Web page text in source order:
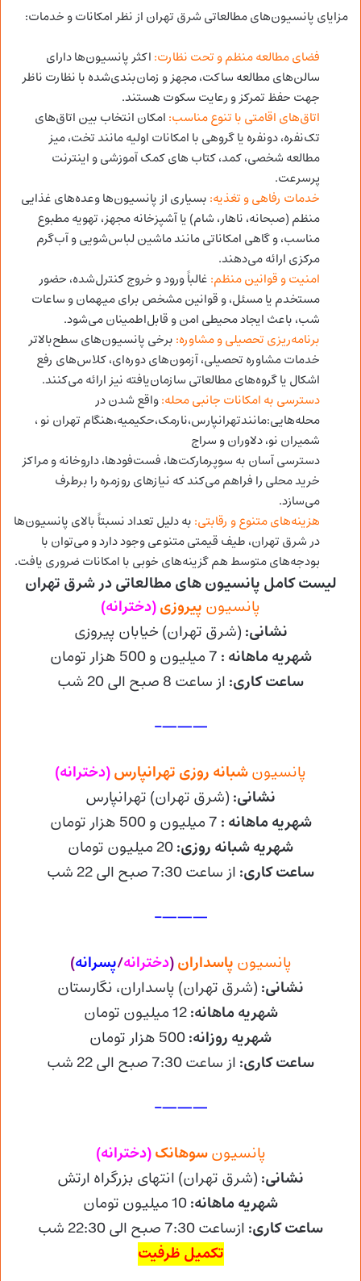
مزایای پانسیون‌های مطالعاتی شرق تهران از نظر امکانات و خدمات:
فضای مطالعه منظم و تحت نظارت: اکثر پانسیون‌ها دارای
سالن‌های مطالعه ساکت، مجهز و زمان‌بندی‌شده با نظارت ناظر
جهت حفظ تمرکز و رعایت سکوت هستند.
اتاق‌های اقامتی با تنوع مناسب: امکان انتخاب بین اتاق‌های
تک‌نفره، دونفره یا گروهی با امکانات اولیه مانند تخت، میز
مطالعه شخصی، کمد، کتاب های کمک آموزشی و اینترنت
پرسرعت.
خدمات رفاهی و تغذیه: بسیاری از پانسیون‌ها وعده‌های غذایی
منظم (صبحانه، ناهار، شام) یا آشپزخانه مجهز، تهویه مطبوع
مناسب، و گاهی امکاناتی مانند ماشین لباس‌شویی و آب‌گرم
مرکزی ارائه می‌دهند.
امنیت و قوانین منظم: غالباً ورود و خروج کنترل‌شده، حضور
مستخدم یا مسئل، و قوانین مشخص برای میهمان و ساعات
شب، باعث ایجاد محیطی امن و قابل‌اطمینان می‌شود.
برنامه‌ریزی تحصیلی و مشاوره: برخی پانسیون‌های سطح‌بالاتر
خدمات مشاوره تحصیلی، آزمون‌های دوره‌ای، کلاس‌های رفع
اشکال یا گروه‌های مطالعاتی سازمان‌یافته نیز ارائه می‌کنند.
دسترسی به امکانات جانبی محله:واقع شدن در
محله‌هایی:مانندتهرانپارس،نارمک،حکیمیه،هنگام تهران نو ،
شمیران نو،دلاوران و سراج
دسترسی آسان به سوپرمارکت‌ها، فست‌فودها، داروخانه و مراکز
خرید محلی را فراهم می‌کند که نیازهای روزمره را برطرف
می‌سازد.
هزینه‌های متنوع و رقابتی: به دلیل تعداد نسبتاً بالای پانسیون‌ها
در شرق تهران، طیف قیمتی متنوعی وجود دارد و می‌توان با
بودجه‌های متوسط هم گزینه‌های خوبی با امکانات ضروری یافت.
لیست کامل پانسیون های مطالعاتی در شرق تهران
پانسیون پیروزی(دخترانه)
نشانی: (شرق تهران) خیابان پیروزی
شهریه ماهانه :
ساعت کاری: از ساعت 8 صبح الی 20 شب
———–
پانسیونشبانه روزی تهرانپارس(دخترانه)
نشانی: (شرق تهران) تهرانپارس
شهریه ماهانه :
شهریه شبانه روزی:
ساعت کاری: از ساعت 7:30 صبح الی 22 شب
———–
پانسیون پاسداران(دخترانه/پسرانه)
نشانی: (شرق تهران) پاسداران، نگارستان
شهریه ماهانه:12 میلیون تومان
شهریه روزانه:
ساعت کاری: از ساعت 7:30 صبح الی 22 شب
———–
پانسیونسوهانک(دخترانه)
نشانی: (شرق تهران) انتهای بزرگراه ارتش
شهریه ماهانه:
ساعت کاری: ازساعت 7:30 صبح الی 22:30 شب
تکمیل ظرفیت